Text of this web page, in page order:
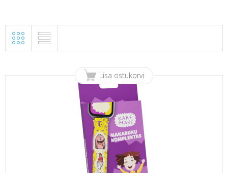
Lisa ostukorvi